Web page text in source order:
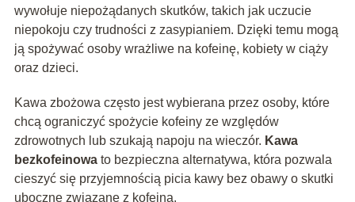
wywołuje niepożądanych skutków, takich jak uczucie
niepokoju czy trudności z zasypianiem. Dzięki temu mogą
ją spożywać osoby wrażliwe na kofeinę, kobiety w ciąży
oraz dzieci.
Kawa zbożowa często jest wybierana przez osoby, które
chcą ograniczyć spożycie kofeiny ze względów
zdrowotnych lub szukają napoju na wieczór. Kawa
bezkofeinowato bezpieczna alternatywa, która pozwala
cieszyć się przyjemnością picia kawy bez obawy o skutki
uboczne związane z kofeiną.